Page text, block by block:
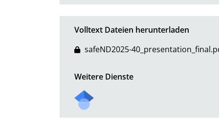
Volltext Dateien herunterladen
safeND2025-
Weitere Dienste